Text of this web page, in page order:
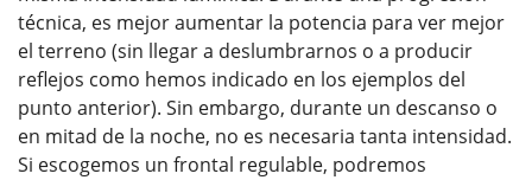
técnica, es mejor aumentar la potencia para ver mejor
el terreno (sin llegar a deslumbrarnos o a producir
reflejos como hemos indicado en los ejemplos del
punto anterior). Sin embargo, durante un descanso o
en mitad de la noche, no es necesaria tanta intensidad.
Si escogemos un frontal regulable, podremos